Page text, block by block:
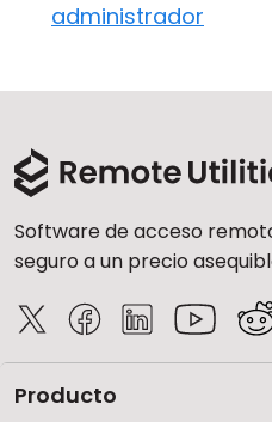
administrador
Software de acceso
seguro a un precio
Producto